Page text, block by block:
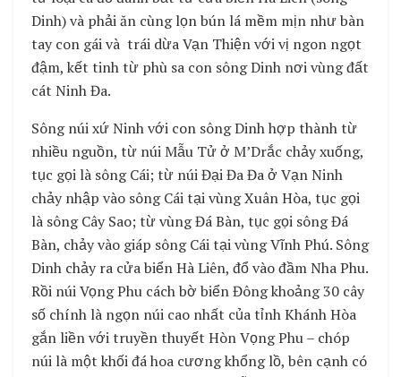
Dinh) và phải ăn cùng lọn bún lá mềm mịn như bàn
tay con gái và trái dừa Vạn Thiện với vị ngon ngọt
đậm, kết tinh từ phù sa con sông Dinh nơi vùng đất
cát Ninh Đa.
Sông núi xứ Ninh với con sông Dinh hợp thành từ
nhiều nguồn, từ núi Mẫu Tử ở M’Drắc chảy xuống,
tục gọi là sông Cái; từ núi Đại Đa Đa ở Vạn Ninh
chảy nhập vào sông Cái tại vùng Xuân Hòa, tục gọi
là sông Cây Sao; từ vùng Đá Bàn, tục gọi sông Đá
Bàn, chảy vào giáp sông Cái tại vùng Vĩnh Phú. Sông
Dinh chảy ra cửa biển Hà Liên, đổ vào đầm Nha Phu.
Rồi núi Vọng Phu cách bờ biển Đông khoảng 30 cây
số chính là ngọn núi cao nhất của tỉnh Khánh Hòa
gắn liền với truyền thuyết Hòn Vọng Phu – chóp
núi là một khối đá hoa cương khổng lồ, bên cạnh có